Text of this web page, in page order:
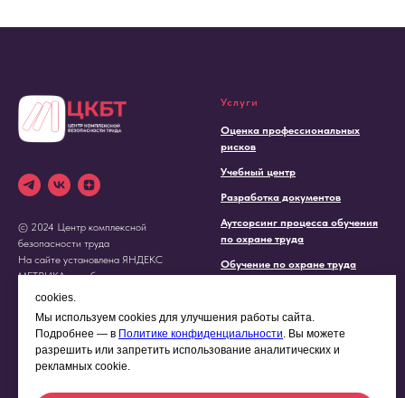
cookies.
Мы используем cookies для улучшения работы сайта.
Подробнее — в Политике конфиденциальности . Вы можете
разрешить или запретить использование аналитических и
рекламных cookie.
© 2024 Центр комплексной
безопасности труда
На сайте установлена ЯНДЕКС
МЕТРИКА для сбора персональных
данных
Услуги
Оценка профессиональных
рисков
Учебный центр
Разработка документов
Аутсорсинг процесса обучения
по охране труда
Обучение по охране труда
Компания
О нас
Другое